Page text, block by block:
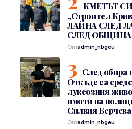
КМЕТЪТ
„Строител
ЛАЙНА СЛЕД
СЛЕД
Отadmin_nbgeu
След обира
Откъде са
луксозния
имоти на
Силвия
Отadmin_nbgeu